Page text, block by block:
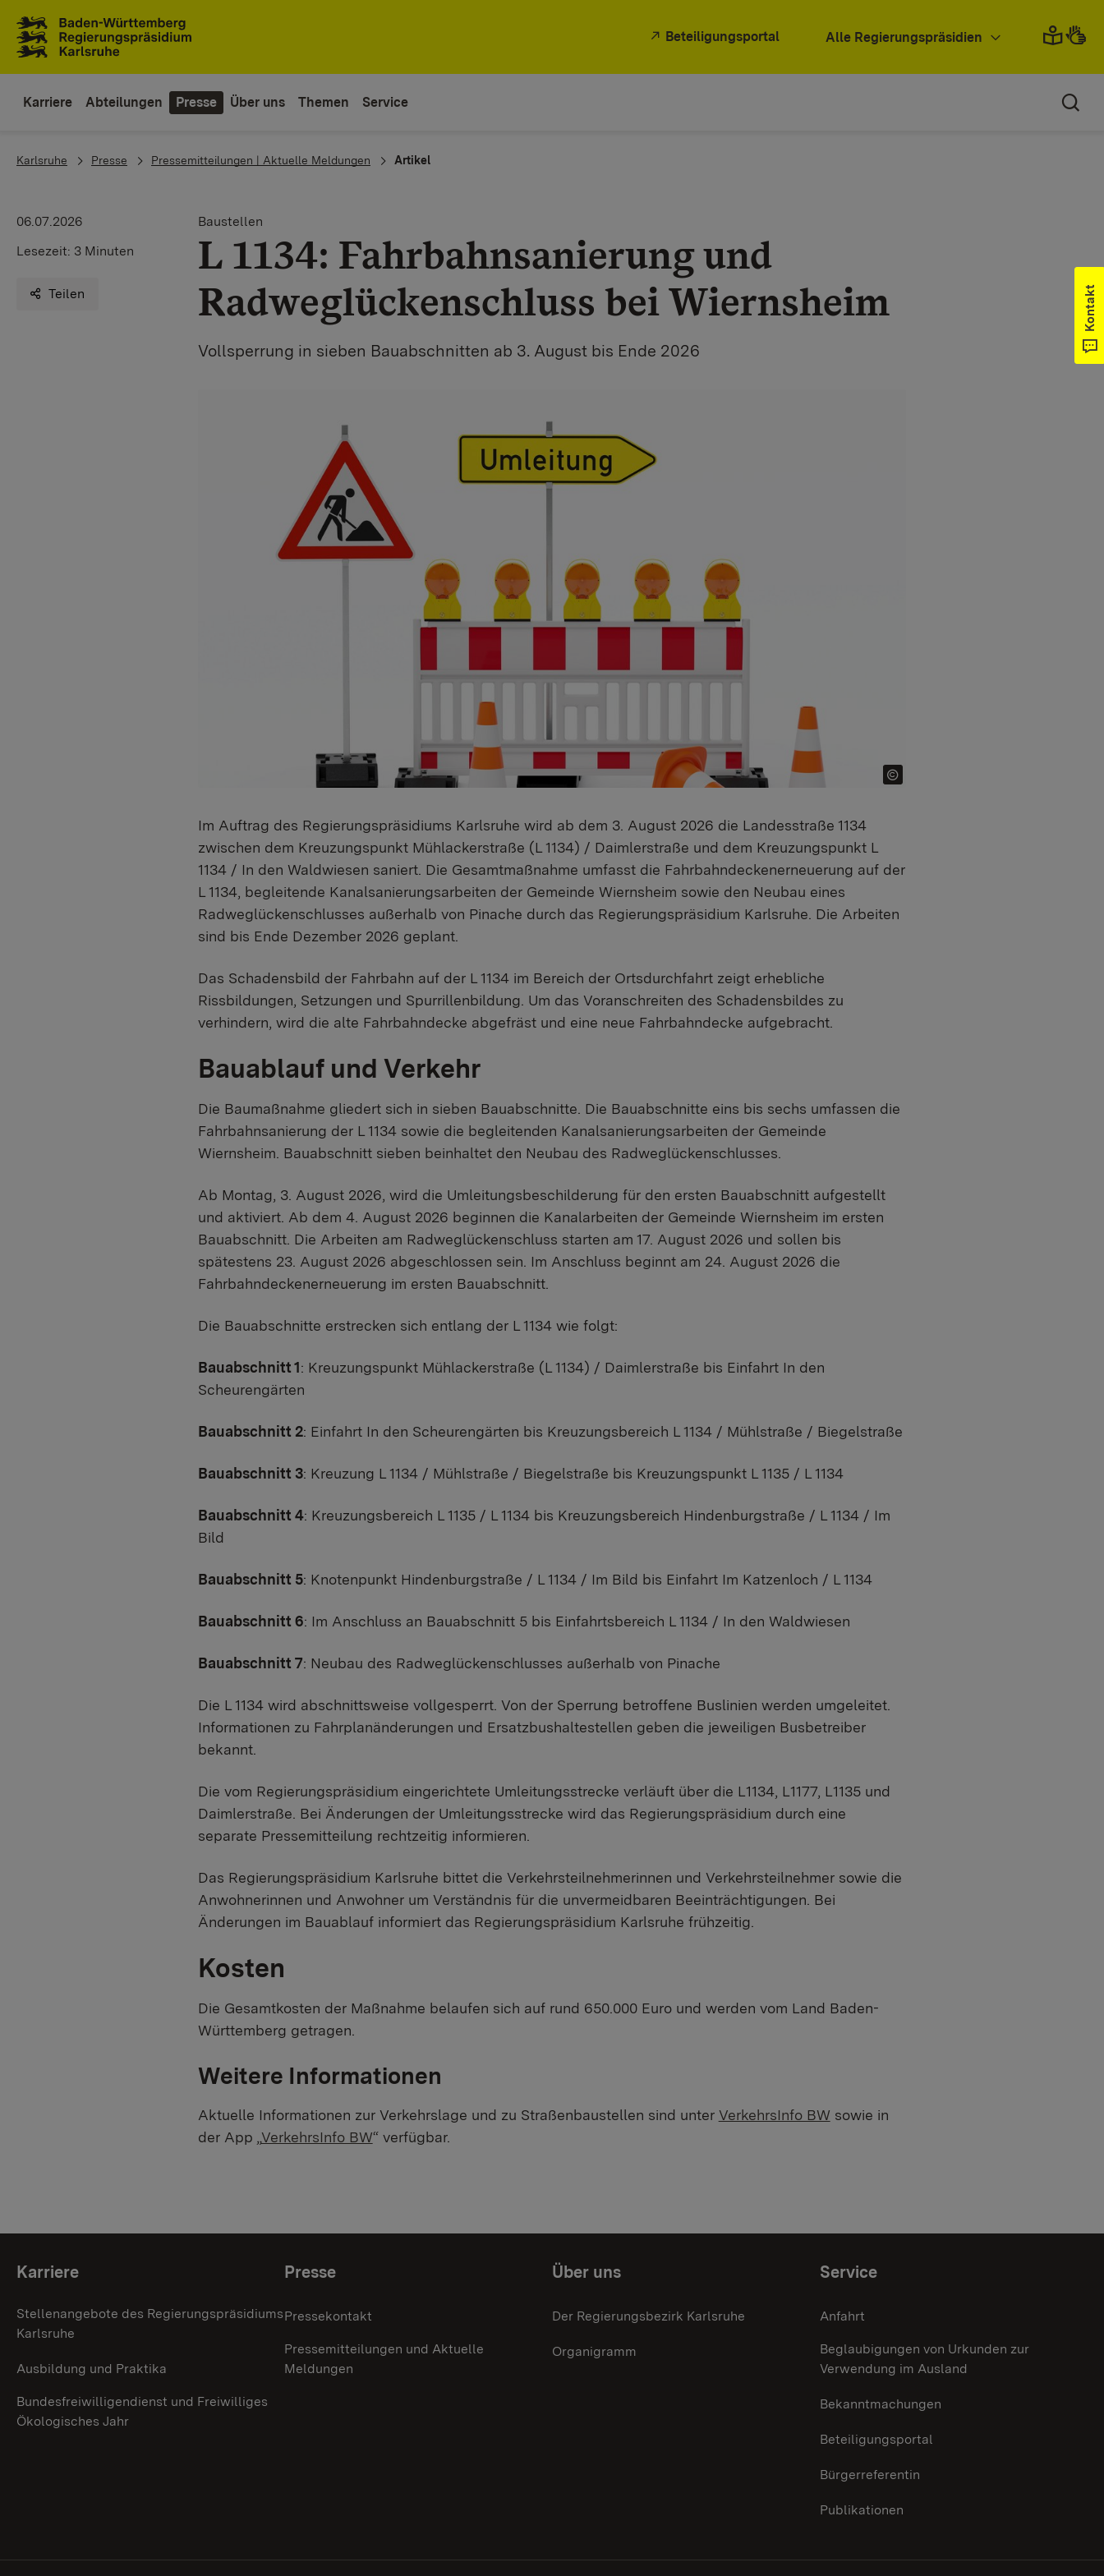
Beteiligungsportal Alle Regierungspräsidien
Karriere Abteilungen Presse Über uns Themen Service
You are here:
Karlsruhe Presse Pressemitteilungen | Aktuelle Meldungen Artikel
06.07.2026
Lesezeit: 3 Minuten
Teilen
Baustellen
L 1134: Fahrbahnsanierung und
Radweglückenschluss bei Wiernsheim
Vollsperrung in sieben Bauabschnitten ab 3. August bis Ende 2026
Im Auftrag des Regierungspräsidiums Karlsruhe wird ab dem 3. August 2026 die Landesstraße 1134
zwischen dem Kreuzungspunkt Mühlackerstraße (L 1134) / Daimlerstraße und dem Kreuzungspunkt L
1134 / In den Waldwiesen saniert. Die Gesamtmaßnahme umfasst die Fahrbahndeckenerneuerung auf der
L 1134, begleitende Kanalsanierungsarbeiten der Gemeinde Wiernsheim sowie den Neubau eines
Radweglückenschlusses außerhalb von Pinache durch das Regierungspräsidium Karlsruhe. Die Arbeiten
sind bis Ende Dezember 2026 geplant.
Das Schadensbild der Fahrbahn auf der L 1134 im Bereich der Ortsdurchfahrt zeigt erhebliche
Rissbildungen, Setzungen und Spurrillenbildung. Um das Voranschreiten des Schadensbildes zu
verhindern, wird die alte Fahrbahndecke abgefräst und eine neue Fahrbahndecke aufgebracht.
Bauablauf und Verkehr
Die Baumaßnahme gliedert sich in sieben Bauabschnitte. Die Bauabschnitte eins bis sechs umfassen die
Fahrbahnsanierung der L 1134 sowie die begleitenden Kanalsanierungsarbeiten der Gemeinde
Wiernsheim. Bauabschnitt sieben beinhaltet den Neubau des Radweglückenschlusses.
Ab Montag, 3. August 2026, wird die Umleitungsbeschilderung für den ersten Bauabschnitt aufgestellt
und aktiviert. Ab dem 4. August 2026 beginnen die Kanalarbeiten der Gemeinde Wiernsheim im ersten
Bauabschnitt. Die Arbeiten am Radweglückenschluss starten am 17. August 2026 und sollen bis
spätestens 23. August 2026 abgeschlossen sein. Im Anschluss beginnt am 24. August 2026 die
Fahrbahndeckenerneuerung im ersten Bauabschnitt.
Die Bauabschnitte erstrecken sich entlang der L 1134 wie folgt:
Bauabschnitt 1: Kreuzungspunkt Mühlackerstraße (L 1134) / Daimlerstraße bis Einfahrt In den
Scheurengärten
Bauabschnitt 2: Einfahrt In den Scheurengärten bis Kreuzungsbereich L 1134 / Mühlstraße / Biegelstraße
Bauabschnitt 3: Kreuzung L 1134 / Mühlstraße / Biegelstraße bis Kreuzungspunkt L 1135 / L 1134
Bauabschnitt 4: Kreuzungsbereich L 1135 / L 1134 bis Kreuzungsbereich Hindenburgstraße / L 1134 / Im
Bild
Bauabschnitt 5: Knotenpunkt Hindenburgstraße / L 1134 / Im Bild bis Einfahrt Im Katzenloch / L 1134
Bauabschnitt 6: Im Anschluss an Bauabschnitt 5 bis Einfahrtsbereich L 1134 / In den Waldwiesen
Bauabschnitt 7: Neubau des Radweglückenschlusses außerhalb von Pinache
Die L 1134 wird abschnittsweise vollgesperrt. Von der Sperrung betroffene Buslinien werden umgeleitet.
Informationen zu Fahrplanänderungen und Ersatzbushaltestellen geben die jeweiligen Busbetreiber
bekannt.
Die vom Regierungspräsidium eingerichtete Umleitungsstrecke verläuft über die L1134, L1177, L1135 und
Daimlerstraße. Bei Änderungen der Umleitungsstrecke wird das Regierungspräsidium durch eine
separate Pressemitteilung rechtzeitig informieren.
Das Regierungspräsidium Karlsruhe bittet die Verkehrsteilnehmerinnen und Verkehrsteilnehmer sowie die
Anwohnerinnen und Anwohner um Verständnis für die unvermeidbaren Beeinträchtigungen. Bei
Änderungen im Bauablauf informiert das Regierungspräsidium Karlsruhe frühzeitig.
Kosten
Die Gesamtkosten der Maßnahme belaufen sich auf rund 650.000 Euro und werden vom Land Baden-
Württemberg getragen.
Weitere Informationen
Aktuelle Informationen zur Verkehrslage und zu Straßenbaustellen sind unter VerkehrsInfo BW sowie in
der App „VerkehrsInfo BW“ verfügbar.
Kontakt
Themenübersicht
Karriere
Stellenangebote des Regierungspräsidiums
Karlsruhe
Ausbildung und Praktika
Bundesfreiwilligendienst und Freiwilliges
Ökologisches Jahr
Presse
Pressekontakt
Pressemitteilungen und Aktuelle
Meldungen
Über uns
Der Regierungsbezirk Karlsruhe
Organigramm
Service
Anfahrt
Beglaubigungen von Urkunden zur
Verwendung im Ausland
Bekanntmachungen
Beteiligungsportal
Bürgerreferentin
Publikationen